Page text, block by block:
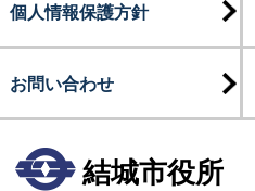
個人情報保護方針
お問い合わせ
結城市役所